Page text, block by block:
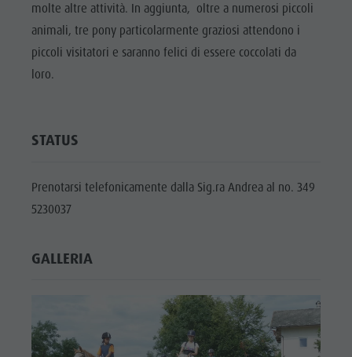
TRADIZIONE E
ARTIGIANATO
Panoramica dei tour
Raccogliere funghi
Kronplatz Doctor Service
FAQ
molte altre attività. In aggiunta, oltre a numerosi piccoli
animali, tre pony particolarmente graziosi attendono i
piccoli visitatori e saranno felici di essere coccolati da
loro.
STATUS
Prenotarsi telefonicamente dalla Sig.ra Andrea al no. 349
5230037
GALLERIA